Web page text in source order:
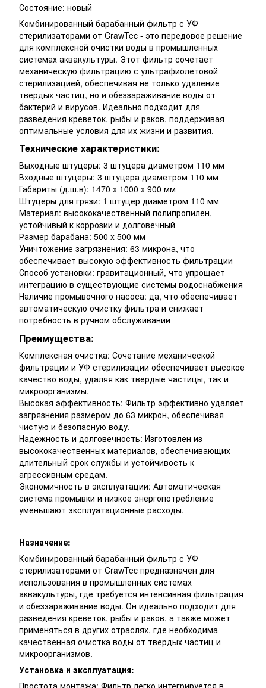
Состояние: новый
Комбинированный барабанный фильтр с УФ
стерилизаторами от CrawTec - это передовое решение
для комплексной очистки воды в промышленных
системах аквакультуры. Этот фильтр сочетает
механическую фильтрацию с ультрафиолетовой
стерилизацией, обеспечивая не только удаление
твердых частиц, но и обеззараживание воды от
бактерий и вирусов. Идеально подходит для
разведения креветок, рыбы и раков, поддерживая
оптимальные условия для их жизни и развития.
Технические характеристики:
Выходные штуцеры: 3 штуцера диаметром 110 мм
Входные штуцеры: 3 штуцера диаметром 110 мм
Габариты (д.ш.в): 1470 x 1000 x 900 мм
Штуцеры для грязи: 1 штуцер диаметром 110 мм
Материал: высококачественный полипропилен,
устойчивый к коррозии и долговечный
Размер барабана: 500 x 500 мм
Уничтожение загрязнения: 63 микрона, что
обеспечивает высокую эффективность фильтрации
Способ установки: гравитационный, что упрощает
интеграцию в существующие системы водоснабжения
Наличие промывочного насоса: да, что обеспечивает
автоматическую очистку фильтра и снижает
потребность в ручном обслуживании
Преимущества:
Комплексная очистка: Сочетание механической
фильтрации и УФ стерилизации обеспечивает высокое
качество воды, удаляя как твердые частицы, так и
микроорганизмы.
Высокая эффективность: Фильтр эффективно удаляет
загрязнения размером до 63 микрон, обеспечивая
чистую и безопасную воду.
Надежность и долговечность: Изготовлен из
высококачественных материалов, обеспечивающих
длительный срок службы и устойчивость к
агрессивным средам.
Экономичность в эксплуатации: Автоматическая
система промывки и низкое энергопотребление
уменьшают эксплуатационные расходы.
Назначение:
Комбинированный барабанный фильтр с УФ
стерилизаторами от CrawTec предназначен для
использования в промышленных системах
аквакультуры, где требуется интенсивная фильтрация
и обеззараживание воды. Он идеально подходит для
разведения креветок, рыбы и раков, а также может
применяться в других отраслях, где необходима
качественная очистка воды от твердых частиц и
микроорганизмов.
Установка и эксплуатация: